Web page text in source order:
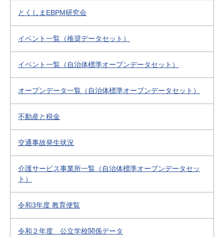
とくしまEBPM研究会
イベント一覧（推奨データセット）
イベント一覧（自治体標準オープンデータセット）
オープンデータ一覧（自治体標準オープンデータセット）
不動産と税金
交通事故発生状況
介護サービス事業所一覧（自治体標準オープンデータセッ
ト）
令和3年度 教育便覧
令和２年度 公立学校関係データ